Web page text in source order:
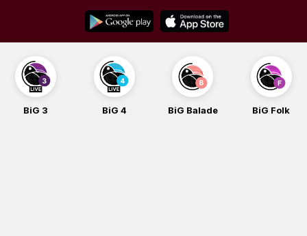
content
BiG 3 BiG 4 BiG Balade BiG Folk